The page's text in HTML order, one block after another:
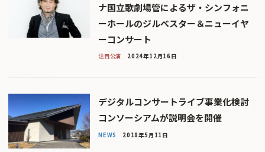
ナ国立歌劇場管によるザ・シンフォニ
ーホールのジルべスター＆ニューイヤ
ーコンサート
注目公演 2024年12月16日
デジタルコンサートライブ事業化検討
コンソーシアムが説明会を開催
NEWS 2018年5月11日